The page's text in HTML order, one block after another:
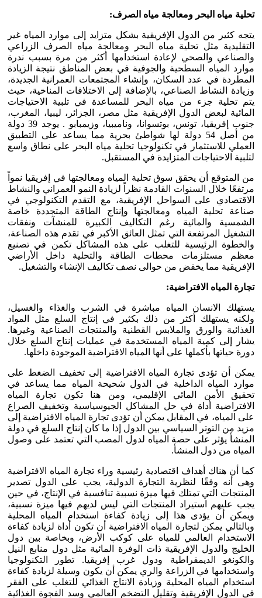
تحلية مياه البحر ومعالجة مياه الصرف:
يتجه كثير من الدول الإفريقية بشكل متزايد إلى موارد المياه غير
التقليدية مثل تحلية مياه البحر ومعالجة مياه الصرف الزراعي
والصناعي والصحي لإعادة استخدامها أكثر من مرة بسبب ندرة
موارد المياه السطحية والجوفية في بعض المناطق نتيجة الزيادة
المطردة في عدد السكان، وإنشاء المجتمعات العمرانية الجديدة،
وزيادة النشاط الصناعي، بالإضافة إلى الاختلافات المناخية، حيث
يتم تحلية جزء من مياه البحر للمساعدة في تلبية الاحتياجات
المائية لبعض الدول الإفريقية مثل مصر، الجزائر، ليبيا، المغرب،
جنوب إفريقيا، تونس، بوتسوانا، وناميبيا، وزيمبابو . يوجد 39 دولة
من أصل 54 دولة لها شواطئ بحرية مما يساعد على التطبيق
العملي للاستثمار في تكنولوجيا تحلية مياه البحر على نطاق واسع
لتلبية الاحتياجات المتزايدة في المستقبل.
من المتوقع أن يحقق سوق تحلية المياه ومعالجتها في إفريقيا نمواً
مرتفعًا خلال السنوات القادمة نظراً لزيادة النمو العمراني والنشاط
الاقتصادي على السواحل الإفريقية، مع التقدم التكنولوجي في
صناعة تحلية المياه ومعالجتها وإنتاج الطاقة المتجددة خاصة
الشمسية والمائية رغم التكاليف الكبيرة للمنشآت ونفقات
التشغيل المرتفعة التي تمثل العائق الأكبر في تقدم هذه الصناعة،
والخطوة الرئيسية للتغلب على هذه المشاكل تكمن في تصنيع
معظم مستلزمات محطات الطاقة والتحلية داخل الأراضي
الإفريقية مما يخفض من حوالى نصف تكاليف الإنشاء والتشغيل.
تجارة المياه الافتراضية:
يستهلك الانسان المياه مباشرة في الشرب والغذاء والغسيل،
ولكنه يستهلك أكثر من ذلك بكثير في إنتاج السلع مثل المواد
الغذائية والورق والملابس القطنية والمنتجات الصناعية وغيرها.
يشار إلى كمية المياه المستخدمة في عمليات إنتاج السلع خلال
دورة حياتها بأكملها على أنها المياه الافتراضية الموجودة داخلها.
يمكن أن تؤدى تجارة المياه الافتراضية إلى تخفيف الضغط على
موارد المياه الداخلية في الدول شحيحة المياه مما يساعد في
تحقيق الأمن المائي الإقليمي، ومن هنا تكون تجارة المياه
الافتراضية أداة في حل المشاكل الجيوسياسية وتخفيف الصراع
على المياه، في المقابل يمكن أن تؤدى تجارة المياه الافتراضية إلى
مزيد من التوتر السياسي بين الدول إذا ما كان إنتاج السلع في دولة
المنشأ يؤثر على حصة المياه لدول المصب التي تعتمد على وصول
المياه من دول المنشأ.
كما أن هناك أهداف اقتصادية رئيسية وراء تجارة المياه الافتراضية
وهى أنه وفقًا لنظرية التجارة الدولية، يجب على الدول تصدير
المنتجات التي تمتلك فيها ميزة نسبية تنافسية في الإنتاج، في حين
يجب عليهم استيراد المنتجات التي ليس لديهم فيها ميزة نسبية،
ويمكن أن يؤدى هذا إلى زيادة كفاءة استخدام المياه المحلية
وبالتالي يمكن لتجارة المياه الافتراضية أن تكون أداة لزيادة كفاءة
الاستخدام العالمي للمياه على كوكب الأرض، وبخاصة بين دول
الخليج والدول الإفريقية ذات الوفرة المائية مثل دول منابع النيل
والكونغو الديمقراطية ودول غرب إفريقيا. تطور التكنولوجيا
واستخدامها في الزراعة والري يمكن أن يكون وسيلة لزيادة كفاءة
استخدام المياه المحلية وزيادة الانتاج الغذائي للتغلب على الفقر
في الدول الإفريقية وتقليل التضخم العالمي وسد الفجوة الغذائية